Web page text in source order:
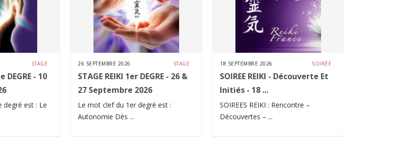
STAGE
DEGRE - 10
degré est : Le
26 SEPTEMBRE 2026 STAGE
STAGE REIKI 1er DEGRE - 26 &
27 Septembre 2026
Le mot clef du 1er degré est :
Autonomie Dès ...
18 SEPTEMBRE 2026 SOIRÉE
SOIREE REIKI - Découverte Et
Initiés - 18 ...
SOIREES REIKI : Rencontre –
Découvertes – ...